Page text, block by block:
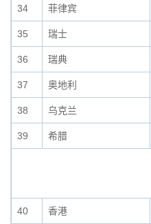
34 菲律宾
35 瑞士
36 瑞典
37 奥地利
38 乌克兰
39 希腊
40 香港